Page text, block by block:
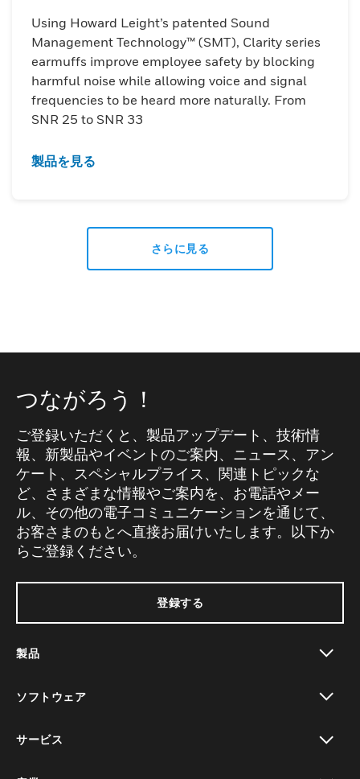
Using Howard Leight’s patented Sound
Management Technology™ (SMT), Clarity series
earmuffs improve employee safety by blocking
harmful noise while allowing voice and signal
frequencies to be heard more naturally. From
SNR 25 to SNR 33
製品を見る
さらに見る
つながろう！
ご登録いただくと、製品アップデート、技術情
報、新製品やイベントのご案内、ニュース、アン
ケート、スペシャルプライス、関連トピックな
ど、さまざまな情報やご案内を、お電話やメー
ル、その他の電子コミュニケーションを通じて、
お客さまのもとへ直接お届けいたします。以下か
らご登録ください。
登録する
製品
ソフトウェア
サービス